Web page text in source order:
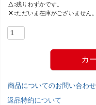
△ 残りわずかです。
✕ ただいま在庫がございません。
カ
商品についてのお問い合わせ
返品特約について